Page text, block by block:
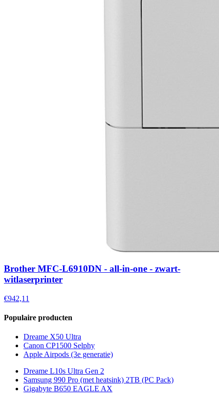
Brother MFC-L6910DN - all-in-one - zwart-
witlaserprinter
€942,11
Populaire producten
Dreame X50 Ultra
Canon CP1500 Selphy
Apple Airpods (3e generatie)
Dreame L10s Ultra Gen 2
Samsung 990 Pro (met heatsink) 2TB (PC Pack)
Gigabyte B650 EAGLE AX